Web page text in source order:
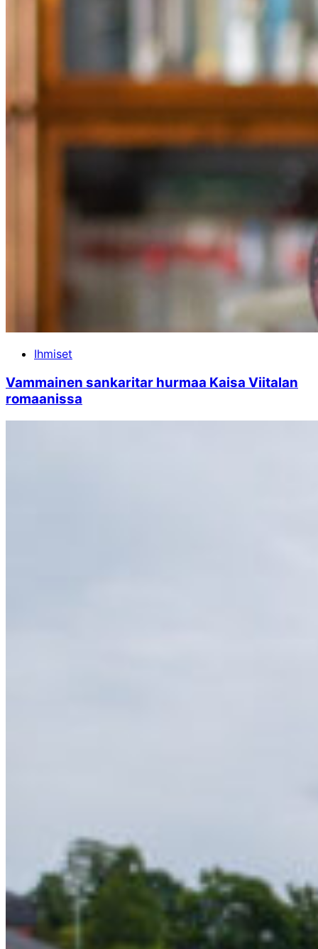
Ihmiset
Vammainen sankaritar hurmaa Kaisa Viitalan
romaanissa